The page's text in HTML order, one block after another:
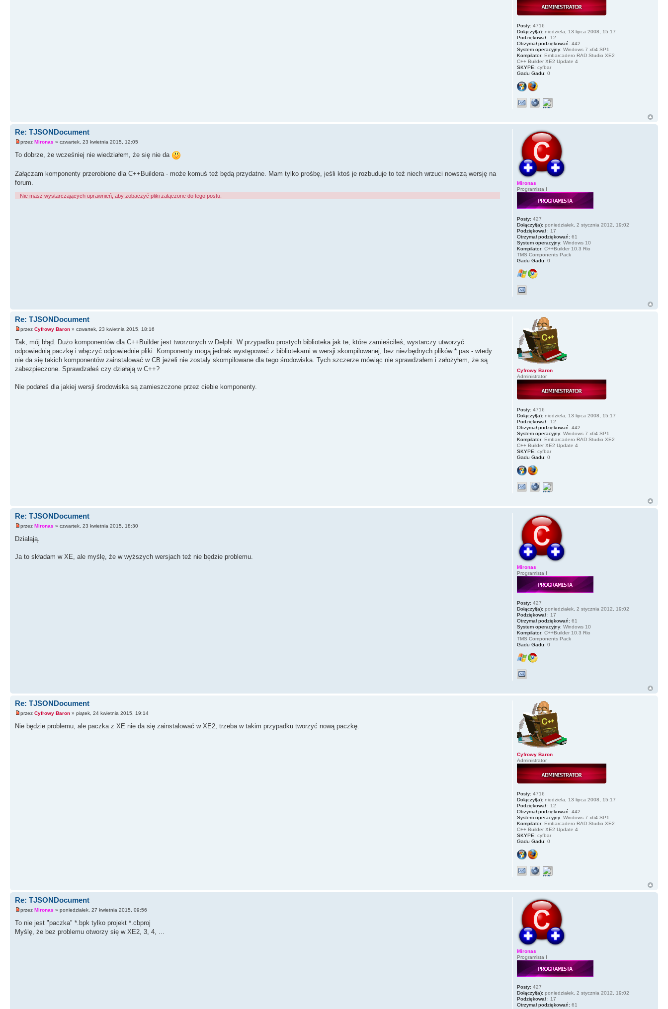
Posty: 4716
Dołączył(a): niedziela, 13 lipca 2008, 15:17
Podziękował : 12
Otrzymał podziękowań: 442
System operacyjny: Windows 7 x64 SP1
Kompilator: Embarcadero RAD Studio XE2
C++ Builder XE2 Update 4
SKYPE: cyfbar
Gadu Gadu: 0
Re: TJSONDocument
przez Mironas » czwartek, 23 kwietnia 2015, 12:05
To dobrze, że wcześniej nie wiedziałem, że się nie da
Załączam komponenty przerobione dla C++Buildera - może komuś też będą przydatne. Mam tylko prośbę, jeśli ktoś je rozbuduje to też niech wrzuci nowszą wersję na
forum.
Nie masz wystarczających uprawnień, aby zobaczyć pliki załączone do tego postu.
Mironas
Programista I
Posty: 427
Dołączył(a): poniedziałek, 2 stycznia 2012, 19:02
Podziękował : 17
Otrzymał podziękowań: 61
System operacyjny: Windows 10
Kompilator: C++Builder 10.3 Rio
TMS Components Pack
Gadu Gadu: 0
Re: TJSONDocument
przez Cyfrowy Baron » czwartek, 23 kwietnia 2015, 18:16
Tak, mój błąd. Dużo komponentów dla C++Builder jest tworzonych w Delphi. W przypadku prostych biblioteka jak te, które zamieściłeś, wystarczy utworzyć
odpowiednią paczkę i włączyć odpowiednie pliki. Komponenty mogą jednak występować z bibliotekami w wersji skompilowanej, bez niezbędnych plików *.pas - wtedy
nie da się takich komponentów zainstalować w CB jeżeli nie zostały skompilowane dla tego środowiska. Tych szczerze mówiąc nie sprawdzałem i założyłem, że są
zabezpieczone. Sprawdzałeś czy działają w C++?
Nie podałeś dla jakiej wersji środowiska są zamieszczone przez ciebie komponenty.
Cyfrowy Baron
Administrator
Posty: 4716
Dołączył(a): niedziela, 13 lipca 2008, 15:17
Podziękował : 12
Otrzymał podziękowań: 442
System operacyjny: Windows 7 x64 SP1
Kompilator: Embarcadero RAD Studio XE2
C++ Builder XE2 Update 4
SKYPE: cyfbar
Gadu Gadu: 0
Re: TJSONDocument
przez Mironas » czwartek, 23 kwietnia 2015, 18:30
Działają.
Ja to składam w XE, ale myślę, że w wyższych wersjach też nie będzie problemu.
Mironas
Programista I
Posty: 427
Dołączył(a): poniedziałek, 2 stycznia 2012, 19:02
Podziękował : 17
Otrzymał podziękowań: 61
System operacyjny: Windows 10
Kompilator: C++Builder 10.3 Rio
TMS Components Pack
Gadu Gadu: 0
Re: TJSONDocument
przez Cyfrowy Baron » piątek, 24 kwietnia 2015, 19:14
Nie będzie problemu, ale paczka z XE nie da się zainstalować w XE2, trzeba w takim przypadku tworzyć nową paczkę.
Cyfrowy Baron
Administrator
Posty: 4716
Dołączył(a): niedziela, 13 lipca 2008, 15:17
Podziękował : 12
Otrzymał podziękowań: 442
System operacyjny: Windows 7 x64 SP1
Kompilator: Embarcadero RAD Studio XE2
C++ Builder XE2 Update 4
SKYPE: cyfbar
Gadu Gadu: 0
Re: TJSONDocument
przez Mironas » poniedziałek, 27 kwietnia 2015, 09:56
To nie jest "paczka" *.bpk tylko projekt *.cbproj
Myślę, że bez problemu otworzy się w XE2, 3, 4, ...
Mironas
Programista I
Posty: 427
Dołączył(a): poniedziałek, 2 stycznia 2012, 19:02
Podziękował : 17
Otrzymał podziękowań: 61